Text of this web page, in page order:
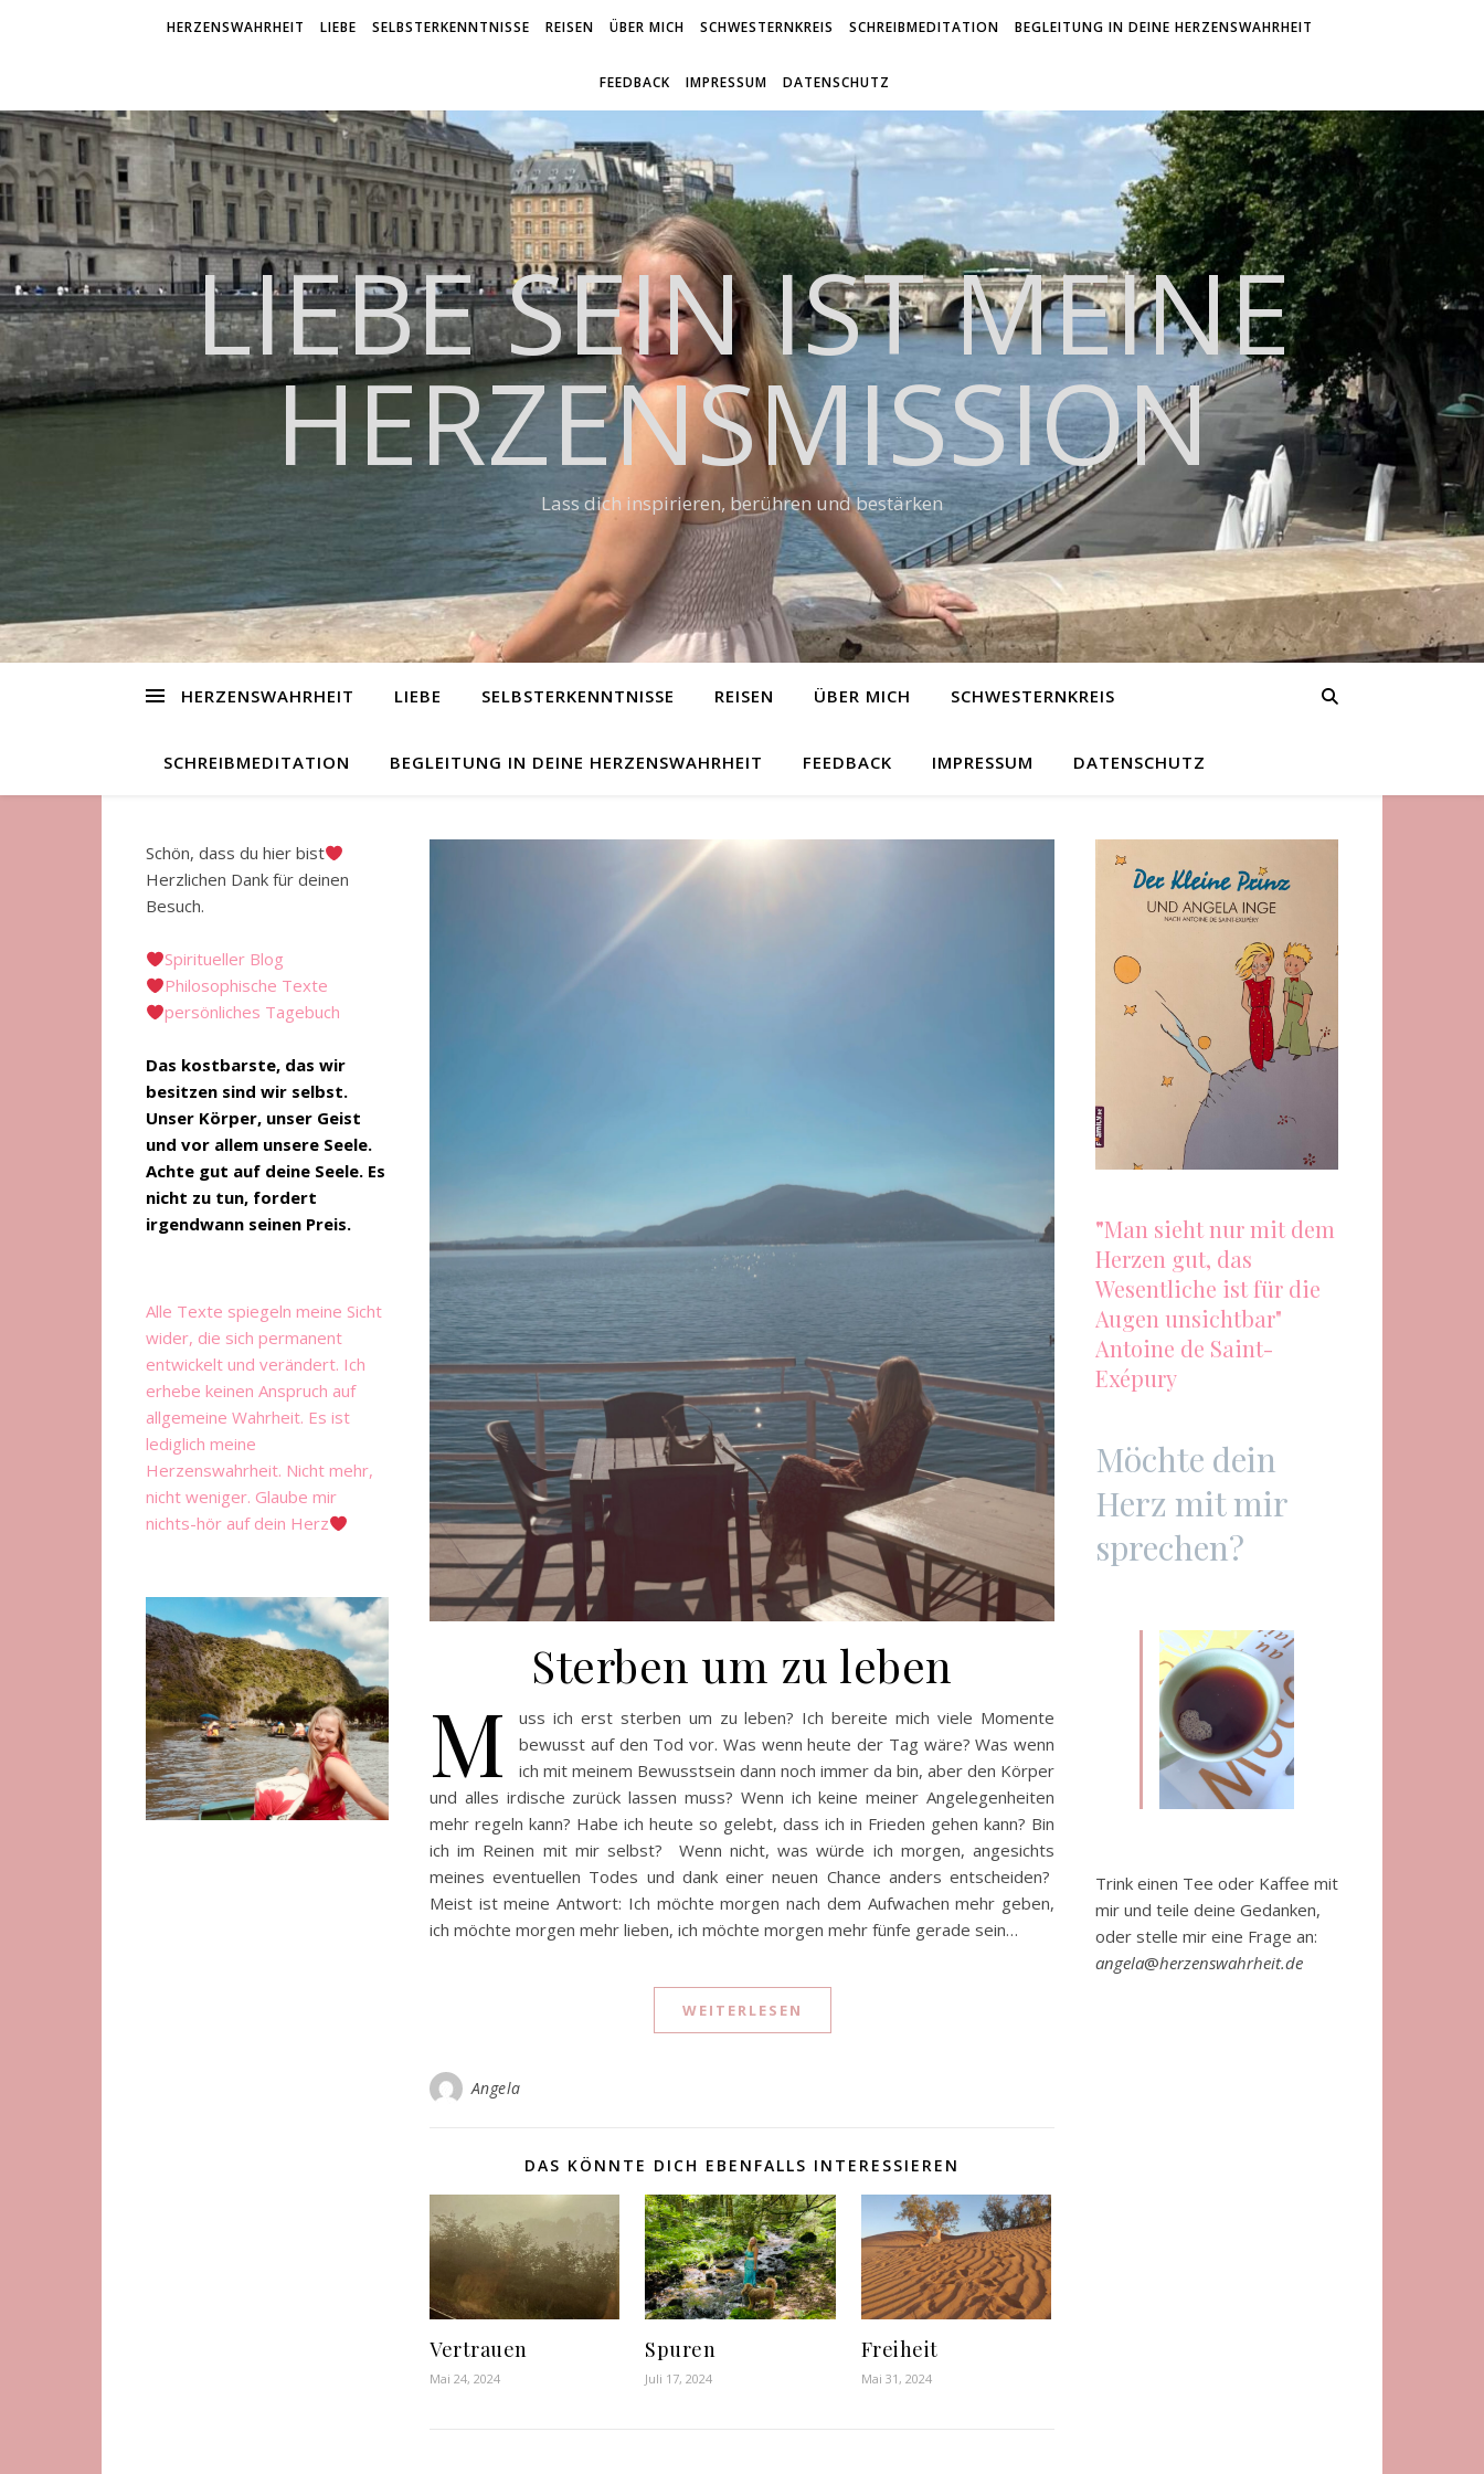
HERZENSWAHRHEIT LIEBE SELBSTERKENNTNISSE REISEN ÜBER MICH SCHWESTERNKREIS SCHREIBMEDITATION BEGLEITUNG IN DEINE HERZENSWAHRHEIT
FEEDBACK IMPRESSUM DATENSCHUTZ
LIEBE SEIN IST MEINE
HERZENSMISSION
Lass dich inspirieren, berühren und bestärken
HERZENSWAHRHEIT LIEBE SELBSTERKENNTNISSE REISEN ÜBER MICH SCHWESTERNKREIS
SCHREIBMEDITATION BEGLEITUNG IN DEINE HERZENSWAHRHEIT FEEDBACK IMPRESSUM DATENSCHUTZ
Schön, dass du hier bist
Herzlichen Dank für deinen
Besuch.
Spiritueller Blog
Philosophische Texte
persönliches Tagebuch
Das kostbarste, das wir
besitzen sind wir selbst.
Unser Körper, unser Geist
und vor allem unsere Seele.
Achte gut auf deine Seele. Es
nicht zu tun, fordert
irgendwann seinen Preis.
Alle Texte spiegeln meine Sicht
wider, die sich permanent
entwickelt und verändert. Ich
erhebe keinen Anspruch auf
allgemeine Wahrheit. Es ist
lediglich meine
Herzenswahrheit. Nicht mehr,
nicht weniger. Glaube mir
nichts-hör auf dein Herz
Sterben um zu leben
M
uss ich erst sterben um zu leben? Ich bereite mich viele Momente
bewusst auf den Tod vor. Was wenn heute der Tag wäre? Was wenn
ich mit meinem Bewusstsein dann noch immer da bin, aber den Körper
und alles irdische zurück lassen muss? Wenn ich keine meiner Angelegenheiten
mehr regeln kann? Habe ich heute so gelebt, dass ich in Frieden gehen kann? Bin
ich im Reinen mit mir selbst? Wenn nicht, was würde ich morgen, angesichts
meines eventuellen Todes und dank einer neuen Chance anders entscheiden?
Meist ist meine Antwort: Ich möchte morgen nach dem Aufwachen mehr geben,
ich möchte morgen mehr lieben, ich möchte morgen mehr fünfe gerade sein…
WEITERLESEN
Angela
DAS KÖNNTE DICH EBENFALLS INTERESSIEREN
Vertrauen
Mai 24, 2024
Spuren
Juli 17, 2024
Freiheit
Mai 31, 2024
"Man sieht nur mit dem
Herzen gut, das
Wesentliche ist für die
Augen unsichtbar"
Antoine de Saint-
Exépury
Möchte dein
Herz mit mir
sprechen?
Trink einen Tee oder Kaffee mit
mir und teile deine Gedanken,
oder stelle mir eine Frage an:
angela@herzenswahrheit.de